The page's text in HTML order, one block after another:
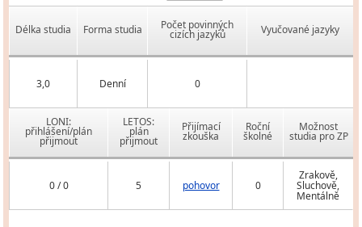
Délka studia Forma studia Počet povinných
cizích jazyků Vyučované jazyky
3,0 Denní 0
LONI:
přihlášení/plán
přijmout
LETOS:
plán
přijmout
Přijímací
zkouška
Roční
školné
Možnost
studia pro ZP
0 / 0 5 pohovor 0
Zrakově,
Sluchově,
Mentálně